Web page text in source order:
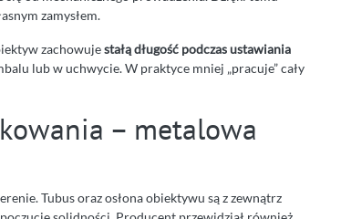
zamysłem.
zachowujestałą długość podczas ustawiania
lub w uchwycie. W praktyce mniej „pracuje” cały
– metalowa
Tubus oraz osłona obiektywu są z zewnątrz